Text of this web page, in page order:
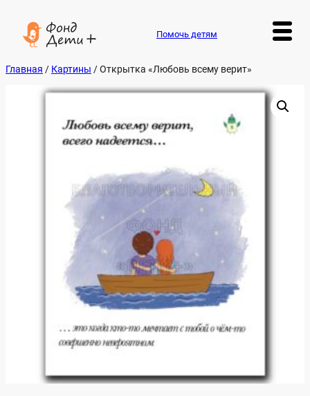
содержимому
Помочь детям
Главная / Картины / Открытка «Любовь всему верит»